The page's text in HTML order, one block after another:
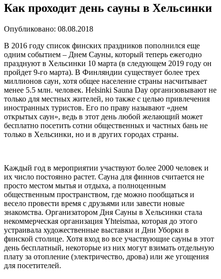
Как проходит день сауны в Хельсинки
Опубликовано: 08.08.2018
В 2016 году список финских праздников пополнился еще
одним событием – Днем Сауны, который теперь ежегодно
празднуют в Хельсинки 10 марта (в следующем 2019 году он
пройдет 9-го марта). В Финляндии существует более трех
миллионов саун, хотя общее население страны насчитывает
менее 5.5 млн. человек. Helsinki Sauna Day организовывают не
только для местных жителей, но также с целью привлечения
иностранных туристов. Его по праву называют «днем
открытых саун», ведь в этот день любой желающий может
бесплатно посетить сотни общественных и частных бань не
только в Хельсинки, но и в других городах страны.
Каждый год в мероприятии участвуют более 2000 человек и
их число постоянно растет. Сауна для финнов считается не
просто местом мытья и отдыха, а полноценным
общественным пространством, где можно пообщаться и
весело провести время с друзьями или завести новые
знакомства. Организатором Дня Сауны в Хельсинки стала
некоммерческая организация Yhteismaa, которая до этого
устраивала художественные выставки и Дни Уборки в
финской столице. Хотя вход во все участвующие сауны в этот
день бесплатный, некоторые из них могут взимать отдельную
плату за отопление (электричество, дрова) или же угощения
для посетителей.